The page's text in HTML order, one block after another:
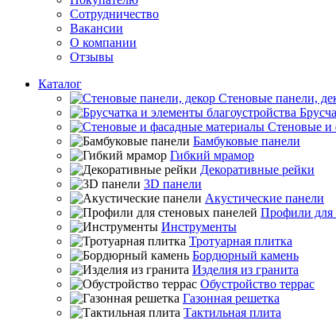
Сотрудничество
Вакансии
О компании
Отзывы
Каталог
Стеновые панели,
Стеновые и
Бамбуковые панели
Гибкий мрамор
Декоративные рейки
3D панели
Акустические панели
Профили для
Инструменты
Тротуарная плитка
Бордюрный камень
Изделия из гранита
Обустройство террас
Газонная решетка
Тактильная плита